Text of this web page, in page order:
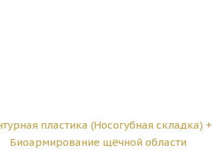
пластика (Носогубная складка) +
Биоармирование щёчной области